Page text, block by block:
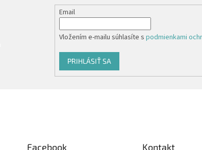
Email
Vložením e-mailu súhlasíte spodmienkami
PRIHLÁSIŤ SA
Facebook Kontakt